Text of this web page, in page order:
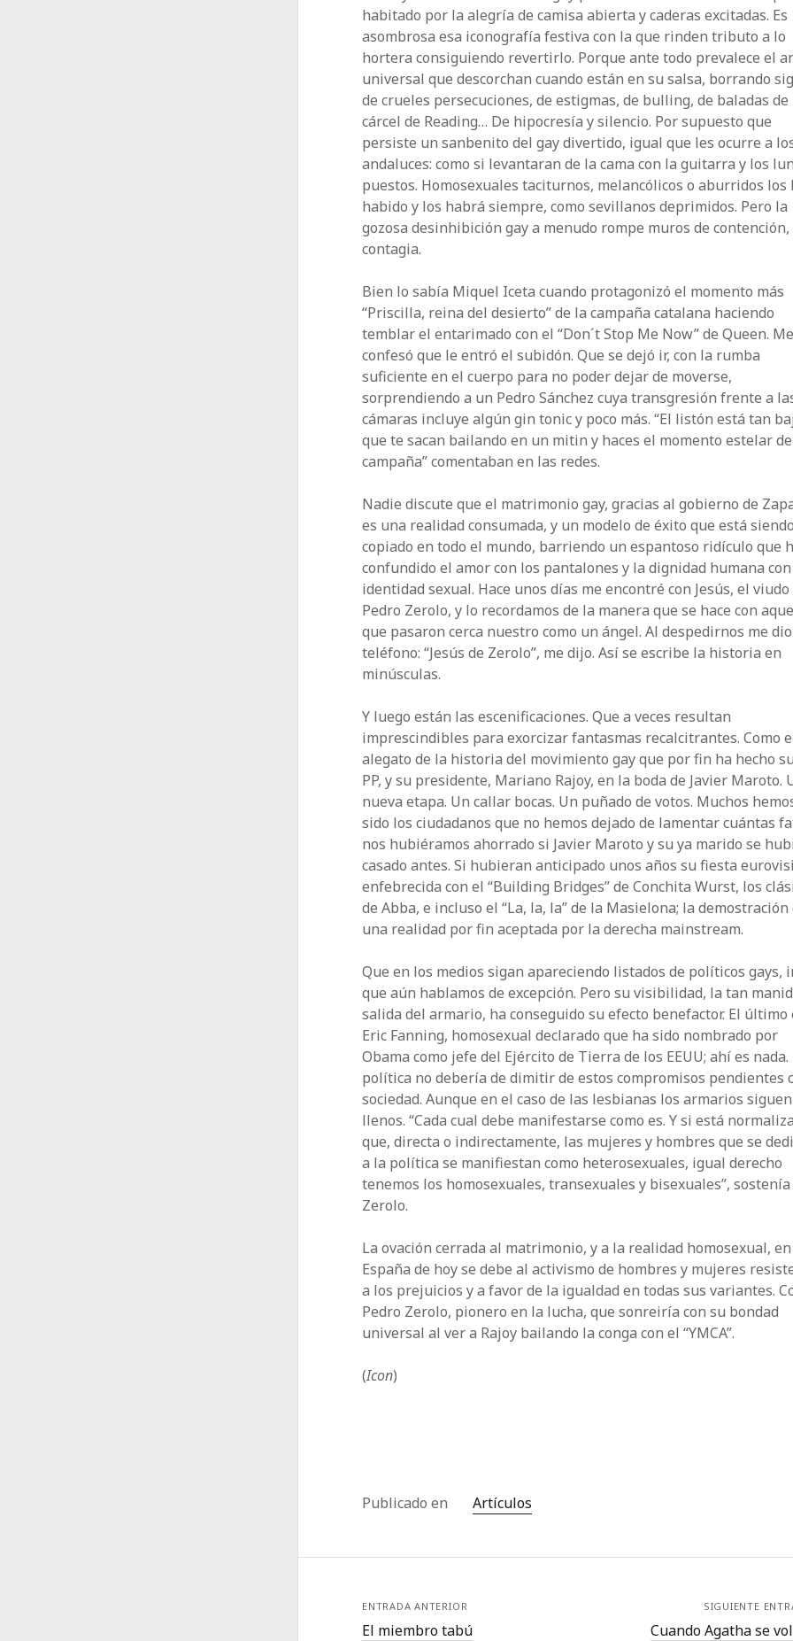
habitado por la alegría de camisa abierta y caderas excitadas. Es
asombrosa esa iconografía festiva con la que rinden tributo a lo
hortera consiguiendo revertirlo. Porque ante todo prevalece el
universal que descorchan cuando están en su salsa, borrando
de crueles persecuciones, de estigmas, de bulling, de baladas de
cárcel de Reading… De hipocresía y silencio. Por supuesto que
persiste un sanbenito del gay divertido, igual que les ocurre a
andaluces: como si levantaran de la cama con la guitarra y los
puestos. Homosexuales taciturnos, melancólicos o aburridos los
habido y los habrá siempre, como sevillanos deprimidos. Pero la
gozosa desinhibición gay a menudo rompe muros de contención,
contagia.
Bien lo sabía Miquel Iceta cuando protagonizó el momento más
“Priscilla, reina del desierto” de la campaña catalana haciendo
temblar el entarimado con el “Don´t Stop Me Now” de Queen. Me
confesó que le entró el subidón. Que se dejó ir, con la rumba
suficiente en el cuerpo para no poder dejar de moverse,
sorprendiendo a un Pedro Sánchez cuya transgresión frente a
cámaras incluye algún gin tonic y poco más. “El listón está tan
que te sacan bailando en un mitin y haces el momento estelar
campaña” comentaban en las redes.
Nadie discute que el matrimonio gay, gracias al gobierno de
es una realidad consumada, y un modelo de éxito que está siendo
copiado en todo el mundo, barriendo un espantoso ridículo que
confundido el amor con los pantalones y la dignidad humana
identidad sexual. Hace unos días me encontré con Jesús, el viudo
Pedro Zerolo, y lo recordamos de la manera que se hace con
que pasaron cerca nuestro como un ángel. Al despedirnos me
teléfono: “Jesús de Zerolo”, me dijo. Así se escribe la historia en
minúsculas.
Y luego están las escenificaciones. Que a veces resultan
imprescindibles para exorcizar fantasmas recalcitrantes. Como
alegato de la historia del movimiento gay que por fin ha hecho
PP, y su presidente, Mariano Rajoy, en la boda de Javier Maroto.
nueva etapa. Un callar bocas. Un puñado de votos. Muchos
sido los ciudadanos que no hemos dejado de lamentar cuántas
nos hubiéramos ahorrado si Javier Maroto y su ya marido se
casado antes. Si hubieran anticipado unos años su fiesta
enfebrecida con el “Building Bridges” de Conchita Wurst, los
de Abba, e incluso el “La, la, la” de la Masielona; la demostración
una realidad por fin aceptada por la derecha mainstream.
Que en los medios sigan apareciendo listados de políticos gays,
que aún hablamos de excepción. Pero su visibilidad, la tan
salida del armario, ha conseguido su efecto benefactor. El último
Eric Fanning, homosexual declarado que ha sido nombrado por
Obama como jefe del Ejército de Tierra de los EEUU; ahí es nada.
política no debería de dimitir de estos compromisos pendientes
sociedad. Aunque en el caso de las lesbianas los armarios siguen
llenos. “Cada cual debe manifestarse como es. Y si está
que, directa o indirectamente, las mujeres y hombres que se
a la política se manifiestan como heterosexuales, igual derecho
tenemos los homosexuales, transexuales y bisexuales”, sostenía
Zerolo.
La ovación cerrada al matrimonio, y a la realidad homosexual,
España de hoy se debe al activismo de hombres y mujeres
a los prejuicios y a favor de la igualdad en todas sus variantes.
Pedro Zerolo, pionero en la lucha, que sonreiría con su bondad
universal al ver a Rajoy bailando la conga con el “YMCA”.
(Icon)
Publicado en Artículos
ENTRADA ANTERIOR
El miembro tabú
SIGUIENTE
Cuando Agatha se